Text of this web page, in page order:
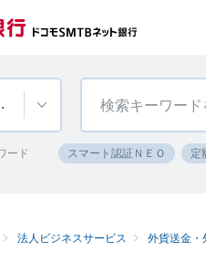
ビス
ード スマート認証ＮＥＯ 定
法人ビジネスサービス 外貨送金・